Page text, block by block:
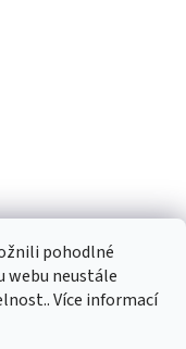
pohodlné
webu neustále
Více informací